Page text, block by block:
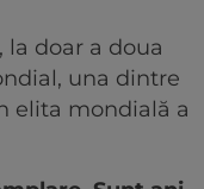
la doar a doua
una dintre
elita mondială a